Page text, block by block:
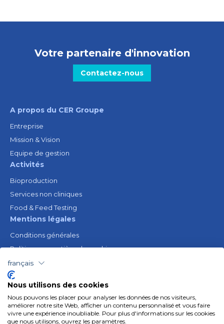
Votre partenaire d'innovation
Contactez-nous
A propos du CER Groupe
Entreprise
Mission & Vision
Equipe de gestion
Activités
Bioproduction
Services non cliniques
Food & Feed Testing
Mentions légales
Conditions générales
Politique en matière de cookies
Avis juridique
Politique de confidentialité
Ressources
Gender Equality Plan
Suivez-nous
français
Nous utilisons des cookies
Nous pouvons les placer pour analyser les données de nos visiteurs,
améliorer notre site Web, afficher un contenu personnalisé et vous faire
vivre une expérience inoubliable. Pour plus d'informations sur les cookies
que nous utilisons, ouvrez les paramètres.